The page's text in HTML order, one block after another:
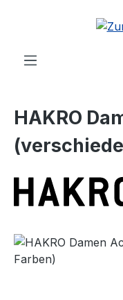
Zum Hauptinhalt
HAKRO
Bildergalerie